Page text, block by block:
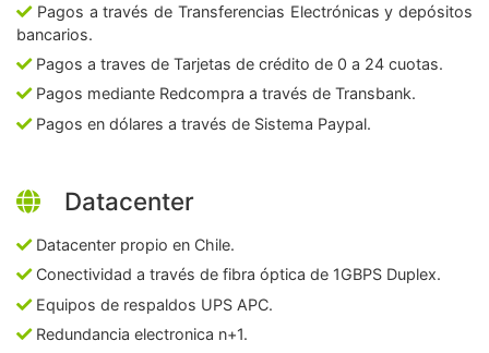
Pagos a través de Transferencias Electrónicas y depósitos
bancarios.
Pagos a traves de Tarjetas de crédito de 0 a 24 cuotas.
Pagos mediante Redcompra a través de Transbank.
Pagos en dólares a través de Sistema Paypal.
Datacenter
Datacenter propio en Chile.
Conectividad a través de fibra óptica de 1GBPS Duplex.
Equipos de respaldos UPS APC.
Redundancia electronica n+1.